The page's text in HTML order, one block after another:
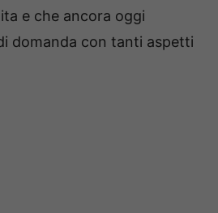
e che ancora oggi
domanda con tanti aspetti